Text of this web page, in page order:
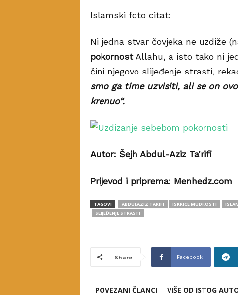
Islamski foto citat:
Ni jedna stvar čovjeka ne uzdiže
pokornostAllahu, a isto tako ni
čini njegovo slijeđenje strasti,
smo ga time uzvisiti, ali se on
krenuo“.
Autor: Šejh Abdul-Aziz Ta'rifi
Prijevod i priprema: Menhedz.com
TAGOVI ABDULAZIZ TARIFI ISKRICE MUDROSTI
SLIJEĐENJE STRASTI
Share Facebook
POVEZANI ČLANCI VIŠE OD ISTOG